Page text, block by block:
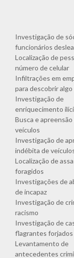
Investigação de
funcionários
Localização de
número de celular
Infiltrações em
para descobrir
Investigação de
enriquecimento
Busca e apreensão
veículos
Investigação de
indébita de
Localização de
foragidos
Investigações de
de incapaz
Investigação de
racismo
Investigação de
flagrantes forjados
Levantamento de
antecedentes